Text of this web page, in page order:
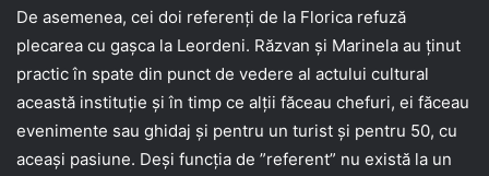
De asemenea, cei doi referenți de la Florica refuză
plecarea cu gașca la Leordeni. Răzvan și Marinela au ținut
practic în spate din punct de vedere al actului cultural
această instituție și în timp ce alții făceau chefuri, ei făceau
evenimente sau ghidaj și pentru un turist și pentru 50, cu
aceași pasiune. Deși funcția de ”referent” nu există la un